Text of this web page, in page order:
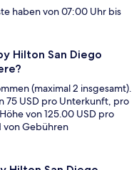
haben von 07:00 Uhr bis
Hilton San Diego
(maximal 2 insgesamt).
75 USD pro Unterkunft, pro
von 125.00 USD pro
von Gebühren